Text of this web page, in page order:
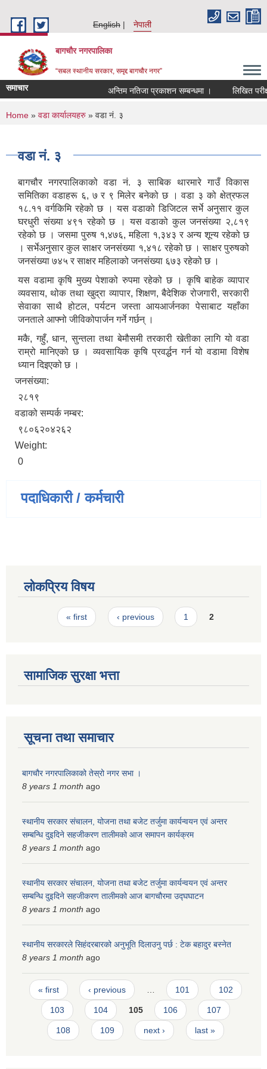
English
नेपाली
बागचौर नगरपालिका
“सबल स्थानीय सरकार, समृद्द बागचौर नगर”
समाचार अन्तिम नतिजा प्रकाशन सम्बन्धमा । लिखित
You are here
Home » वडा ‍कार्यालयहरु » वडा नं. ३
वडा नं. ३
बागचौर नगरपालिकाको वडा नं. ३ साबिक थारमारे गाउँ विकास
समितिका वडाहरू ६, ७ र ९ मिलेर बनेको छ । वडा ३ को क्षेत्रफल
१८.११ वर्गकिमि रहेको छ । यस वडाको डिजिटल सर्भे अनुसार कुल
घरधुरी संख्या ४९१ रहेको छ । यस वडाको कुल जनसंख्या २,८१९
रहेको छ । जसमा पुरुष १,४७६, महिला १,३४३ र अन्य शून्य रहेको छ
। सर्भेअनुसार कुल साक्षर जनसंख्या १,४१८ रहेको छ । साक्षर पुरुषको
जनसंख्या ७४५ र साक्षर महिलाको जनसंख्या ६७३ रहेको छ ।
यस वडामा कृषि मुख्य पेशाको रुपमा रहेको छ । कृषि बाहेक व्यापार
व्यवसाय, थोक तथा खुद्रा व्यापार, शिक्षण, बैदेशिक रोजगारी, सरकारी
सेवाका साथै होटल, पर्यटन जस्ता आयआर्जनका पेसाबाट यहाँका
जनताले आफ्नो जीविकोपार्जन गर्ने गर्छन् ।
मकै, गहुँ, धान, सुन्तला तथा बेमौसमी तरकारी खेतीका लागि यो वडा
राम्रो मानिएको छ । व्यवसायिक कृषि प्रवर्द्धन गर्न यो वडामा विशेष
ध्यान दिइएको छ ।
जनसंख्या:
२८१९
वडाको सम्पर्क नम्बर:
९८०६२०४२६२
Weight:
0
पदाधिकारी / कर्मचारी
लोकप्रिय विषय
Pages« first ‹ previous 1 2
सामाजिक सुरक्षा भत्ता
सूचना तथा समाचार
बागचौर नगरपालिकाको तेस्रो नगर सभा ।
8 years 1 month ago
स्थानीय सरकार संचालन, योजना तथा बजेट तर्जुमा कार्यन्वयन एवं अन्तर
सम्बन्धि दुइदिने सहजीकरण तालीमको आज समापन कार्यक्रम
8 years 1 month ago
स्थानीय सरकार संचालन, योजना तथा बजेट तर्जुमा कार्यन्वयन एवं अन्तर
सम्बन्धि दुइदिने सहजीकरण तालीमको आज बागचौरमा उद्घघाटन
8 years 1 month ago
स्थानीय सरकारले सिहंदरबारको अनुभूति दिलाउनु पर्छ : टेक बहादुर बस्नेत
8 years 1 month ago
Pages
« first ‹ previous … 101 102
103 104 105 106 107
108 109 next › last »